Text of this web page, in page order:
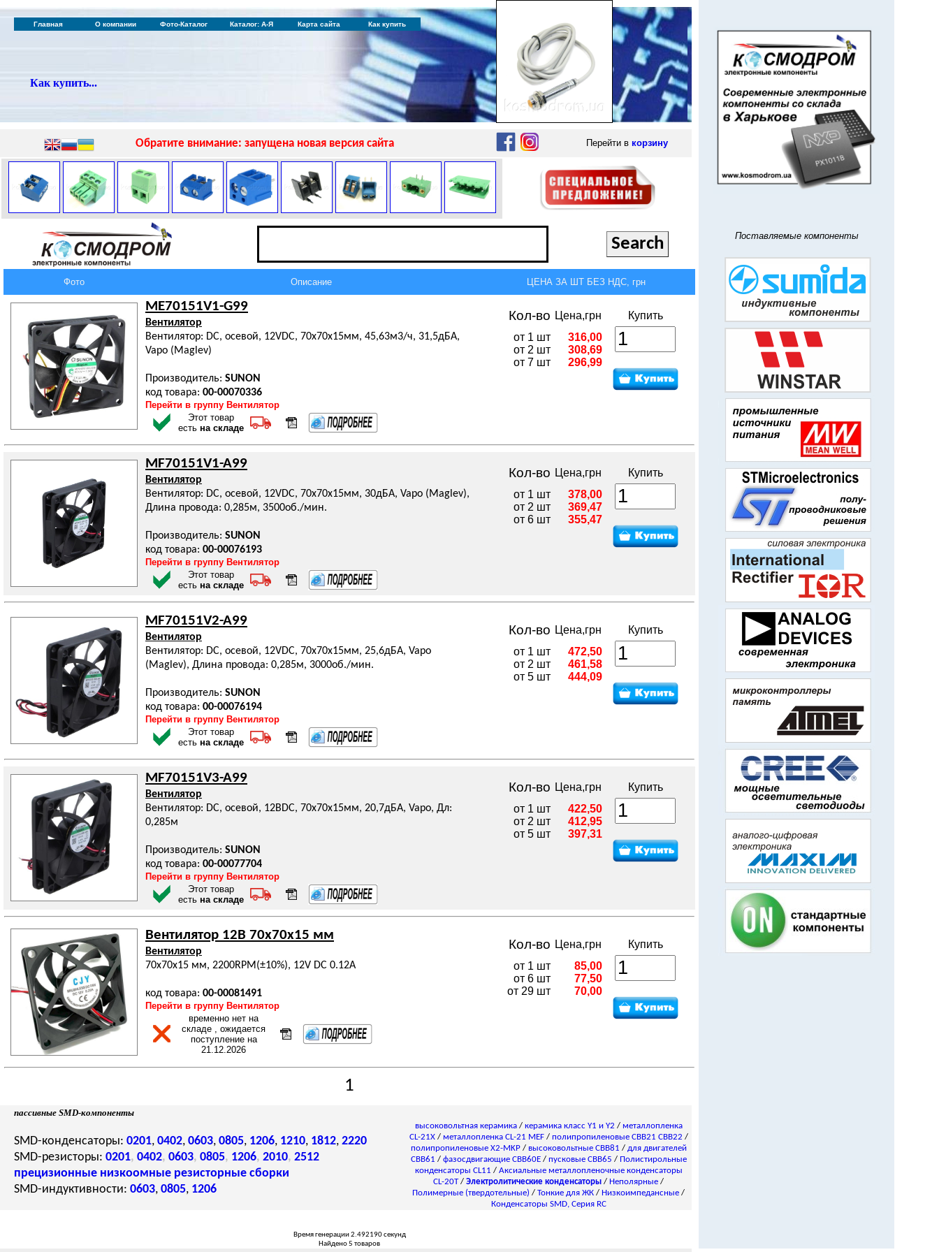
Главная О компании Фото-Каталог Каталог: А-Я Карта сайта Как купить
Как купить...
Обратите внимание: запущена новая версия сайта Перейти в корзину
Фото Описание ЦЕНА ЗА ШТ БЕЗ НДС, грн
ME70151V1-G99
Вентилятор
Вентилятор: DC, осевой, 12VDC, 70x70x15мм, 45,63м3/ч, 31,5дБА,
Vapo (Maglev)
Производитель: SUNON
код товара: 00-00070336
Перейти в группу Вентилятор
Этот товар
есть на складе
Кол-во Цена,грн
Купить
от 1 шт
от 2 шт
от 7 шт
316,00
308,69
296,99
MF70151V1-A99
Вентилятор
Вентилятор: DC, осевой, 12VDC, 70x70x15мм, 30дБА, Vapo (Maglev),
Длина провода: 0,285м, 3500об./мин.
Производитель: SUNON
код товара: 00-00076193
Перейти в группу Вентилятор
Этот товар
есть на складе
Кол-во Цена,грн
Купить
от 1 шт
от 2 шт
от 6 шт
378,00
369,47
355,47
MF70151V2-A99
Вентилятор
Вентилятор: DC, осевой, 12VDC, 70x70x15мм, 25,6дБА, Vapo
(Maglev), Длина провода: 0,285м, 3000об./мин.
Производитель: SUNON
код товара: 00-00076194
Перейти в группу Вентилятор
Этот товар
есть на складе
Кол-во Цена,грн
Купить
от 1 шт
от 2 шт
от 5 шт
472,50
461,58
444,09
MF70151V3-A99
Вентилятор
Вентилятор: DC, осевой, 12ВDC, 70x70x15мм, 20,7дБА, Vapo, Дл:
0,285м
Производитель: SUNON
код товара: 00-00077704
Перейти в группу Вентилятор
Этот товар
есть на складе
Кол-во Цена,грн
Купить
от 1 шт
от 2 шт
от 5 шт
422,50
412,95
397,31
Вентилятор 12В 70х70х15 мм
Вентилятор
70х70х15 мм, 2200RPM(±10%), 12V DC 0.12A
код товара: 00-00081491
Перейти в группу Вентилятор
временно нет на
складе , ожидается
поступление на
21.12.2026
Кол-во Цена,грн
Купить
от 1 шт
от 6 шт
от 29 шт
85,00
77,50
70,00
1
пассивные SMD-компоненты
SMD-конденсаторы: 0201, 0402, 0603, 0805, 1206, 1210, 1812, 2220
SMD-резисторы: 0201, 0402, 0603, 0805, 1206, 2010, 2512
прецизионные низкоомные резисторные сборки
SMD-индуктивности: 0603, 0805, 1206
высоковольтная керамика/ керамика класс Y1 и Y2 / металлопленка
CL-21X/ металлопленка CL-21 MEF/ полипропиленовые CBB21 CBB22 /
полипропиленовые X2-MKP/ высоковольтные CBB81 / для двигателей
CBB61 / фазосдвигающие CBB60E/ пусковые CBB65 / Полистирольные
конденсаторы СL11 / Аксиальные металлопленочные конденсаторы
CL-20T/ Электролитические конденсаторы / Неполярные /
Полимерные (твердотельные) / Тонкие для ЖК / Низкоимпедансные /
Конденсаторы SMD, Серия RC
Время генерации 2.492190 секунд
Найдено 5 товаров
Поставляемые компоненты